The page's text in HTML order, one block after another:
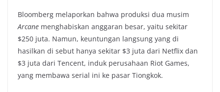
Bloomberg melaporkan bahwa produksi dua musim
Arcane menghabiskan anggaran besar, yaitu sekitar
$250 juta. Namun, keuntungan langsung yang di
hasilkan di sebut hanya sekitar $3 juta dari Netflix dan
$3 juta dari Tencent, induk perusahaan Riot Games,
yang membawa serial ini ke pasar Tiongkok.